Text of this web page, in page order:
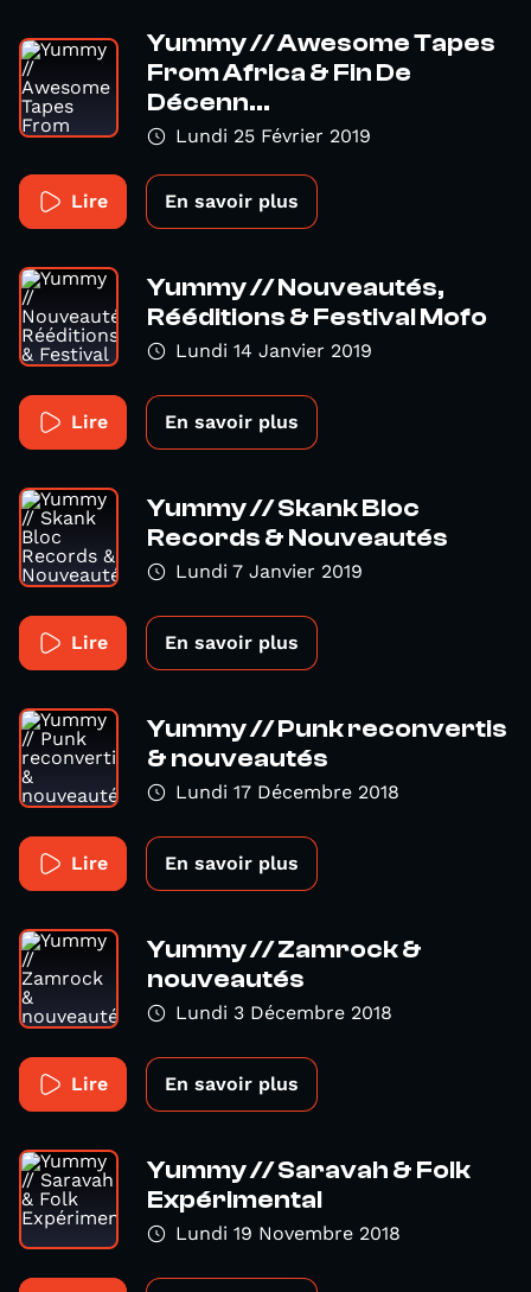
Yummy // Awesome Tapes
From Africa & Fin De
Décenn...
Lundi 25 Février 2019
Lire En savoir plus
Yummy // Nouveautés,
Rééditions & Festival Mofo
Lundi 14 Janvier 2019
Lire En savoir plus
Yummy // Skank Bloc
Records & Nouveautés
Lundi 7 Janvier 2019
Lire En savoir plus
Yummy // Punk reconvertis
& nouveautés
Lundi 17 Décembre 2018
Lire En savoir plus
Yummy // Zamrock &
nouveautés
Lundi 3 Décembre 2018
Lire En savoir plus
Yummy // Saravah & Folk
Expérimental
Lundi 19 Novembre 2018